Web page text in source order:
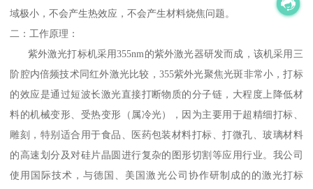
域极小，不会产生热效应，不会产生材料烧焦问题。
二：工作原理：
紫外激光打标机采用355nm的紫外激光器研发而成，该机采用三
阶腔内倍频技术同红外激光比较，355紫外光聚焦光斑非常小，打标
的效应是通过短波长激光直接打断物质的分子链，大程度上降低材
料的机械变形、受热变形（属冷光），因为主要用于超精细打标、
雕刻，特别适合用于食品、医药包装材料打标、打微孔、玻璃材料
的高速划分及对硅片晶圆进行复杂的图形切割等应用行业。我公司
使用国际技术，与德国、美国激光公司协作研制成的的激光打标